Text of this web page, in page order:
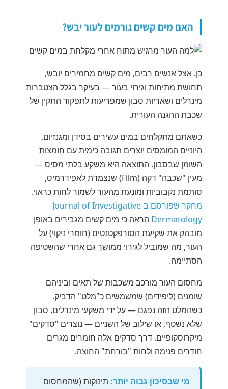
האם מים קשים גורמים לעור יבש?
כן. אצל אנשים רבים, מים קשים מחמירים יובש,
תחושת מתיחות וגירוי בעור — בעיקר בגלל הצטברות
מינרלים ושאריות סבון שמפריעות לתפקוד התקין של
שכבת ההגנה העורית.
כשאתם מתקלחים במים עשירים בסידן ומגנזיום,
היוניים המומסים יוצרים תגובה כימית עם חומצות
השומן שבסבון. התוצאה היא משקע בלתי מסיס —
מעין "שכבה" דקה (Film) שנצמדת לאפידרמיס,
סותמת נקבוביות ומונעת מהעור לשמור לחות כראוי.
מחקר שפורסם ב-Journal of Investigative
Dermatology הראה כי מים קשים מגבירים באופן
מובהק את שקיעת הסורפקטנטים (חומרי ניקוי) על
העור, מה שמוביל לגירוי ממושך גם אחרי שהשטיפה
הסתיימה.
מחסום העור מורכב משכבות של תאים וביניהם
שומנים (ליפידים) שמשמשים כ"מלט" הדביק.
כשהמלט הזה נפגם — על ידי משקעי מינרלים, סבון
שלא נשטף, או שילוב של השניים — נוצרים "סדקים"
מיקרוסקופיים. דרך סדקים אלה חומרים מגרים
חודרים פנימה ולחות "בורחת" החוצה.
מי שבסיכון גבוה יותר: תינוקות (שהמחסום